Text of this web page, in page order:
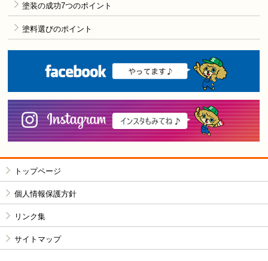
塗装の成功7つのポイント
塗料選びのポイント
トップページ
個人情報保護方針
リンク集
サイトマップ